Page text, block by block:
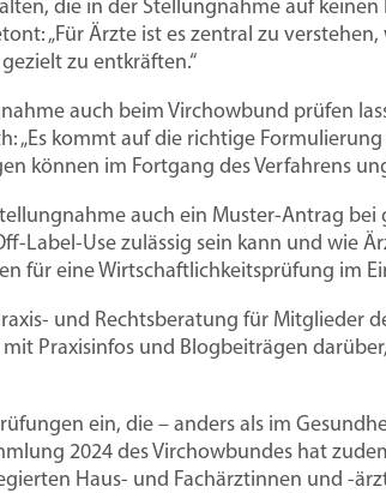
überleben
Sparpaket im
Der
Sie die Verluste
Anforderungen
an Praxisräume
Mit der Hospitationsvereinbarung
Sie Hospitationen in einer Arztpraxis
Mitglied werden
Musterverträge &
Veranstaltungen
Beiträge
Mitglieder werben
GKV-Spargesetz:
Niederlassungsfreiheit
Freiberuflichkeit
Ambulante
Patientensteuerung
die in der Stellungnahme auf keinen
„Für Ärzte ist es zentral zu
zu entkräften.“
auch beim Virchowbund prüfen
„Es kommt auf die richtige
können im Fortgang des Verfahrens
auch ein Muster-Antrag
Label-Use zulässig sein kann und wie
für eine Wirtschaftlichkeitsprüfung im
und Rechtsberatung für Mitglieder
Praxisinfos und Blogbeiträgen
ein, die – anders als im
2024 des Virchowbundes hat
Haus- und Fachärztinnen und -